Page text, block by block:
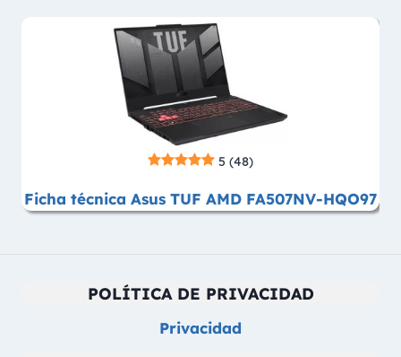
5 (48)
Ficha técnica Asus TUF AMD FA507NV-HQO97
POLÍTICA DE PRIVACIDAD
Privacidad